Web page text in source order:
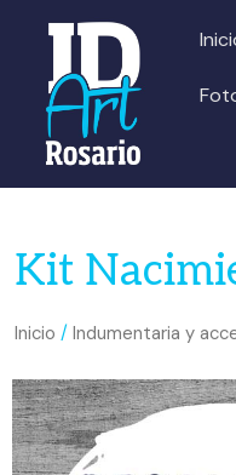
contenido
Kit
Inicio / Indumentaria y